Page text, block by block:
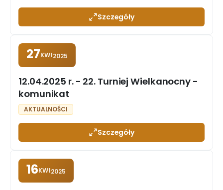
Szczegóły
27KWI2025
12.04.2025 r. - 22. Turniej Wielkanocny -
komunikat
AKTUALNOŚCI
Szczegóły
16KWI2025